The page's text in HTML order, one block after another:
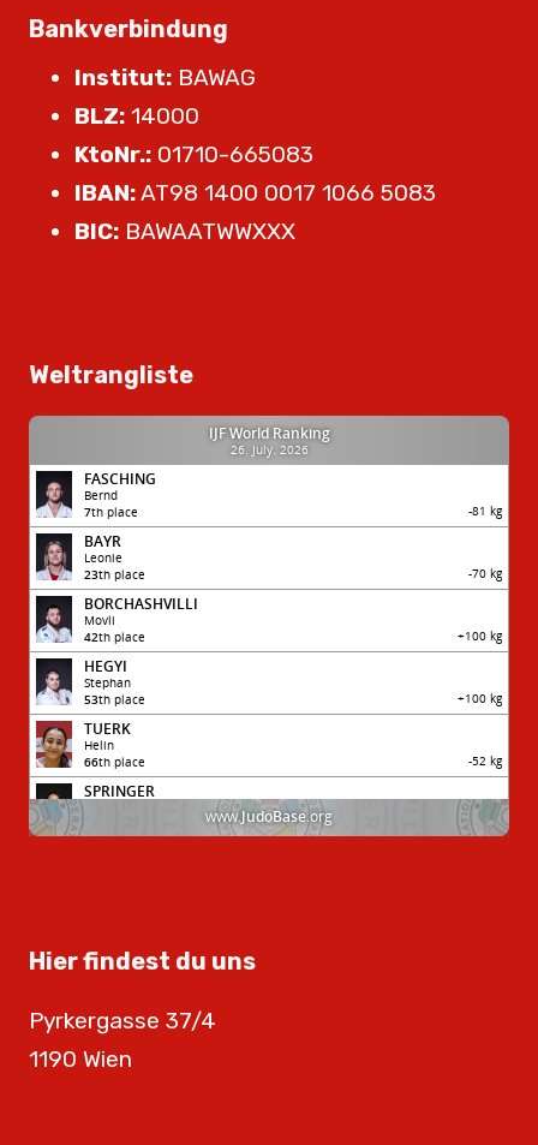
Bankverbindung
Institut: BAWAG
BLZ: 14000
KtoNr.: 01710-665083
IBAN:AT98 1400 0017 1066 5083
BIC: BAWAATWWXXX
Weltrangliste
Hier findest du uns
Pyrkergasse 37/4
1190 Wien